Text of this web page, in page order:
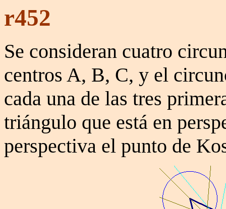
r452
Se consideran cuatro
centros A, B, C, y el
cada una de las tres
triángulo que está en
perspectiva el punto de